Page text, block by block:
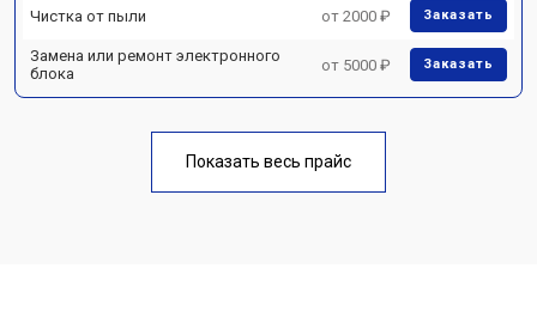
Чистка от пыли от 2000 ₽ Заказать
Замена или ремонт электронного
блока
от 5000 ₽ Заказать
Показать весь прайс